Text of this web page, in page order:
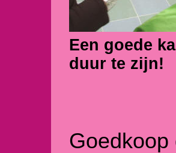
Een goede
duur te zijn!
Goedkoop